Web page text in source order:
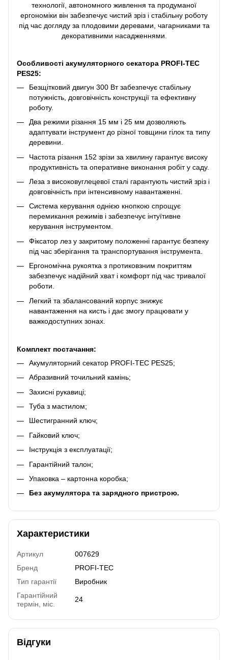
технології, автономного живлення та продуманої
ергономіки він забезпечує чистий зріз і стабільну роботу
під час догляду за плодовими деревами, чагарниками та
декоративними насадженнями.
Особливості акумуляторного секатора PROFI-TEC
PES25:
Безщітковий двигун 300 Вт забезпечує стабільну
потужність, довговічність конструкції та ефективну
роботу.
Два режими різання 15 мм і 25 мм дозволяють
адаптувати інструмент до різної товщини гілок та типу
деревини.
Частота різання 152 зрізи за хвилину гарантує високу
продуктивність та оперативне виконання робіт у саду.
Леза з високовуглецевої сталі гарантують чистий зріз і
довговічність при інтенсивному навантаженні.
Система керування однією кнопкою спрощує
перемикання режимів і забезпечує інтуїтивне
керування інструментом.
Фіксатор лез у закритому положенні гарантує безпеку
під час зберігання та транспортування інструмента.
Ергономічна рукоятка з протиковзним покриттям
забезпечує надійний хват і комфорт під час тривалої
роботи.
Легкий та збалансований корпус знижує
навантаження на кисть і дає змогу працювати у
важкодоступних зонах.
Комплект постачання:
Акумуляторний секатор PROFI-TEC PES25;
Абразивний точильний камінь;
Захисні рукавиці;
Туба з мастилом;
Шестигранний ключ;
Гайковий ключ;
Інструкція з експлуатації;
Гарантійний талон;
Упаковка – картонна коробка;
Без акумулятора та зарядного пристрою.
Характеристики
Артикул
007629
Бренд
PROFI-TEC
Тип гарантії
Виробник
Гарантійний
термін, міс.
24
Відгуки